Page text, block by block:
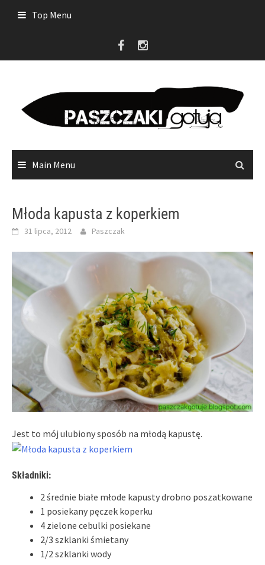
Top Menu
Main Menu
Młoda kapusta z koperkiem
31 lipca, 2012 Paszczak
Jest to mój ulubiony sposób na młodą kapustę.
Składniki:
2 średnie białe młode kapusty drobno poszatkowane
1 posiekany pęczek koperku
4 zielone cebulki posiekane
2/3 szklanki śmietany
1/2 szklanki wody